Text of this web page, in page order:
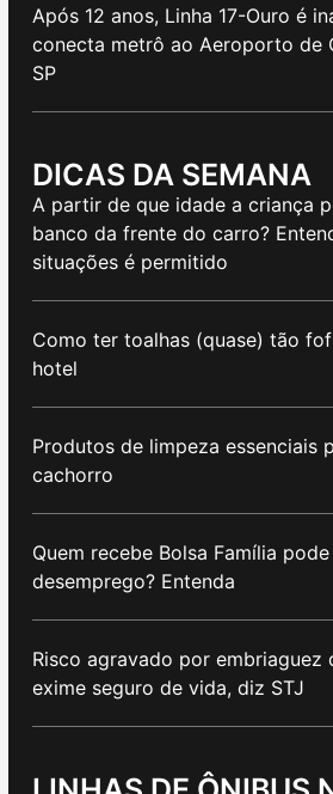
Após 12 anos, Linha 17-Ouro é
conecta metrô ao Aeroporto de
SP
DICAS DA SEMANA
A partir de que idade a criança
banco da frente do carro?
situações é permitido
Como ter toalhas (quase) tão
hotel
Produtos de limpeza essenciais
cachorro
Quem recebe Bolsa Família
desemprego? Entenda
Risco agravado por embriaguez
exime seguro de vida, diz STJ